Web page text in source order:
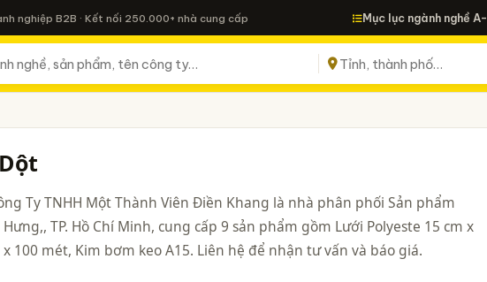
nghiệp B2B · Kết nối 250.000+ nhà cung cấp Mục lục ngành nghề
Ty TNHH Một Thành Viên Điền Khang là nhà phân phối Sản phẩm
TP. Hồ Chí Minh, cung cấp 9 sản phẩm gồm Lưới Polyeste 15 cm x
100 mét, Kim bơm keo A15. Liên hệ để nhận tư vấn và báo giá.